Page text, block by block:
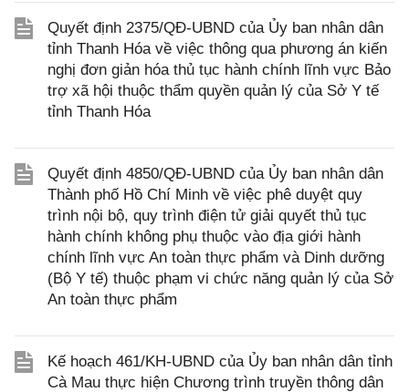
Quyết định 2375/QĐ-UBND của Ủy ban nhân dân
tỉnh Thanh Hóa về việc thông qua phương án kiến
nghị đơn giản hóa thủ tục hành chính lĩnh vực Bảo
trợ xã hội thuộc thẩm quyền quản lý của Sở Y tế
tỉnh Thanh Hóa
Quyết định 4850/QĐ-UBND của Ủy ban nhân dân
Thành phố Hồ Chí Minh về việc phê duyệt quy
trình nội bộ, quy trình điện tử giải quyết thủ tục
hành chính không phụ thuộc vào địa giới hành
chính lĩnh vực An toàn thực phẩm và Dinh dưỡng
(Bộ Y tế) thuộc phạm vi chức năng quản lý của Sở
An toàn thực phẩm
Kế hoạch 461/KH-UBND của Ủy ban nhân dân tỉnh
Cà Mau thực hiện Chương trình truyền thông dân